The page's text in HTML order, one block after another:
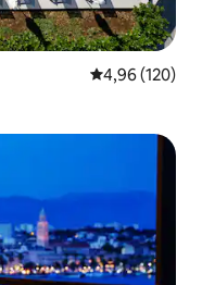
Средна
4,96 (120)